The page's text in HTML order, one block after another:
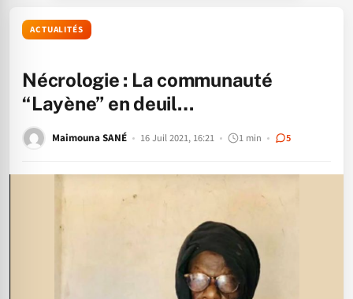
ACTUALITÉS
Nécrologie : La communauté
“Layène” en deuil…
Maimouna SANÉ 16 Juil 2021, 16:21 1 min 5